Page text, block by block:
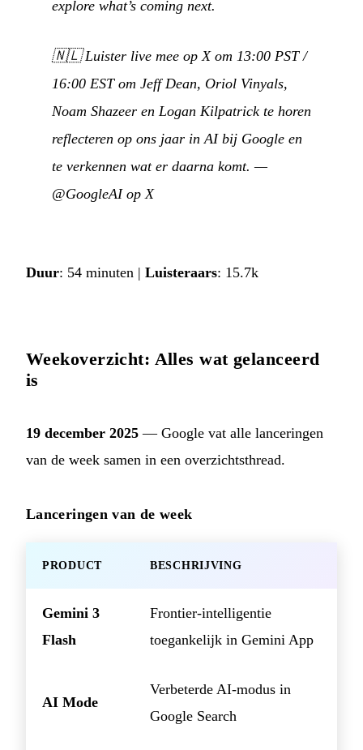
explore what’s coming next.
🇳🇱Luister live mee op X om 13:00 PST /
16:00 EST om Jeff Dean, Oriol Vinyals,
Noam Shazeer en Logan Kilpatrick te horen
reflecteren op ons jaar in AI bij Google en
te verkennen wat er daarna komt. —
@GoogleAI op X
Duur: 54 minuten | Luisteraars: 15.7k
Weekoverzicht: Alles wat gelanceerd
is
19 december 2025 — Google vat alle lanceringen
van de week samen in een overzichtsthread.
Lanceringen van de week
PRODUCT BESCHRIJVING
Gemini 3
Flash
Frontier-intelligentie
toegankelijk in Gemini App
AI Mode
Verbeterde AI-modus in
Google Search